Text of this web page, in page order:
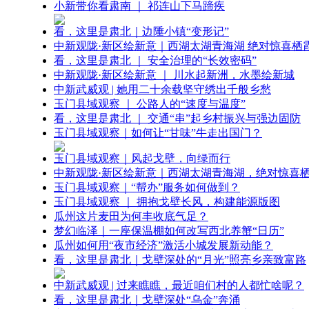
小新带你看肃南 ｜ 祁连山下马蹄疾
看，这里是肃北｜边陲小镇“变形记”
中新观陇·新区绘新意｜西湖太湖青海湖 绝对惊喜栖
看，这里是肃北 ｜ 安全治理的“长效密码”
中新观陇·新区绘新意 ｜ 川水起新洲，水墨绘新城
中新武威观 | 她用二十余载坚守绣出千般乡愁
玉门县域观察 ｜ 公路人的“速度与温度”
看，这里是肃北 ｜ 交通“串”起乡村振兴与强边固防
玉门县域观察｜如何让“甘味”牛走出国门？
玉门县域观察｜风起戈壁，向绿而行
中新观陇·新区绘新意｜西湖太湖青海湖，绝对惊喜
玉门县域观察｜“帮办”服务如何做到？
玉门县域观察 ｜ 拥抱戈壁长风，构建能源版图
瓜州这片麦田为何丰收底气足？
梦幻临泽｜一座保温棚如何改写西北养蟹“日历”
瓜州如何用“夜市经济”激活小城发展新动能？
看，这里是肃北｜戈壁深处的“月光”照亮乡亲致富路
中新武威观 | 过来瞧瞧，最近咱们村的人都忙啥呢？
看，这里是肃北｜戈壁深处“乌金”奔涌